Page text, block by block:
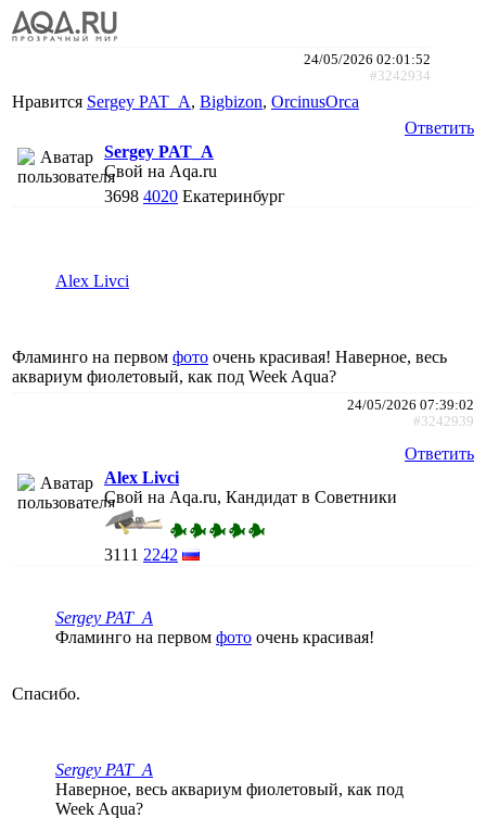
24/05/2026 02:01:52
#3242934
Нравится Sergey PAT_A, Bigbizon, ОrcinusОrca
Ответить
Sergey PAT_A
Свой на Aqa.ru
3698 4020 Екатеринбург
Alex Livci
Фламинго на первом фото очень красивая! Наверное, весь
аквариум фиолетовый, как под Week Aqua?
24/05/2026 07:39:02
#3242939
Ответить
Alex Livci
Свой на Aqa.ru, Кандидат в Советники
3111 2242
Sergey PAT_A
Фламинго на первом фото очень красивая!
Спасибо.
Sergey PAT_A
Наверное, весь аквариум фиолетовый, как под
Week Aqua?